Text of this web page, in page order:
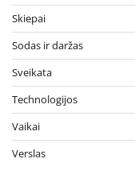
Skiepai
Sodas ir daržas
Sveikata
Technologijos
Vaikai
Verslas